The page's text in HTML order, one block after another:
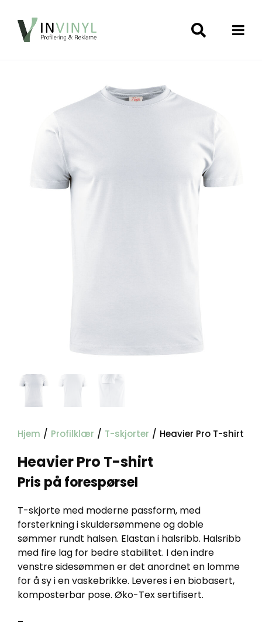
Hjem / Profilklær / T-skjorter / Heavier Pro T-shirt
Heavier Pro T-shirt
Pris på forespørsel
T-skjorte med moderne passform, med
forsterkning i skuldersømmene og doble
sømmer rundt halsen. Elastan i halsribb. Halsribb
med fire lag for bedre stabilitet. I den indre
venstre sidesømmen er det anordnet en lomme
for å sy i en vaskebrikke. Leveres i en biobasert,
komposterbar pose. Øko-Tex sertifisert.